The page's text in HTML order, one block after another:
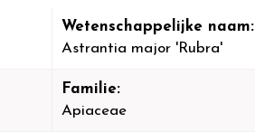
Wetenschappelijke naam:
Astrantia major 'Rubra'
Familie:
Apiaceae